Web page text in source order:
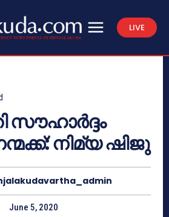
LIVE
സൗഹാർദ്ദം
നിമ്യ ഷിജു
June 5, 2020